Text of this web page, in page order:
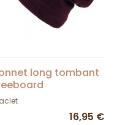
long tombant
16,95 €